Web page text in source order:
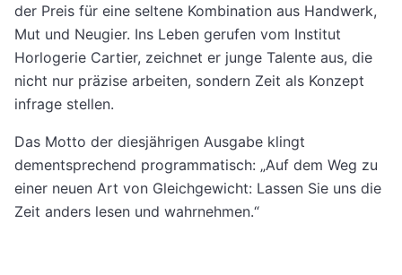
der Preis für eine seltene Kombination aus Handwerk,
Mut und Neugier. Ins Leben gerufen vom Institut
Horlogerie Cartier, zeichnet er junge Talente aus, die
nicht nur präzise arbeiten, sondern Zeit als Konzept
infrage stellen.
Das Motto der diesjährigen Ausgabe klingt
dementsprechend programmatisch: „Auf dem Weg zu
einer neuen Art von Gleichgewicht: Lassen Sie uns die
Zeit anders lesen und wahrnehmen.“